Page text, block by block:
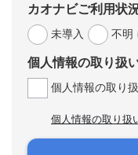
カオナビご利用状
未導入
不明
個人情報の取り扱
個人情報の取り
個人情報の取り扱